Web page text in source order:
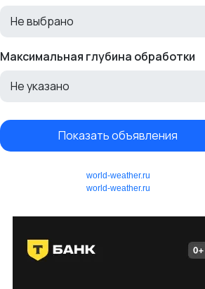
Не выбрано
Максимальная глубина обработки
Не указано
Показать объявления
world-weather.ru
world-weather.ru